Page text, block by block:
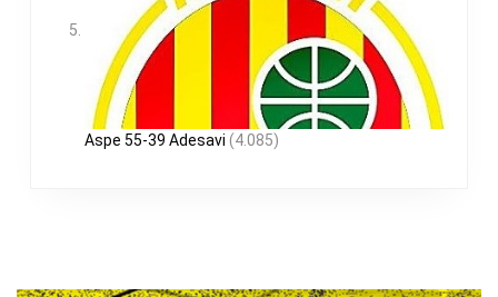
Aspe 55-39 Adesavi (4.085)